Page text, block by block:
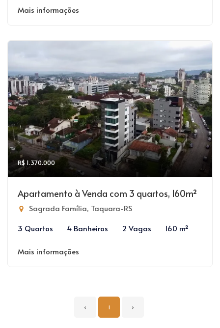
Mais informações
R$ 1.370.000
Apartamento à Venda com 3 quartos, 160m²
Sagrada Família, Taquara-RS
3 Quartos
4 Banheiros 2 Vagas 160 m²
Mais informações
‹ 1 ›